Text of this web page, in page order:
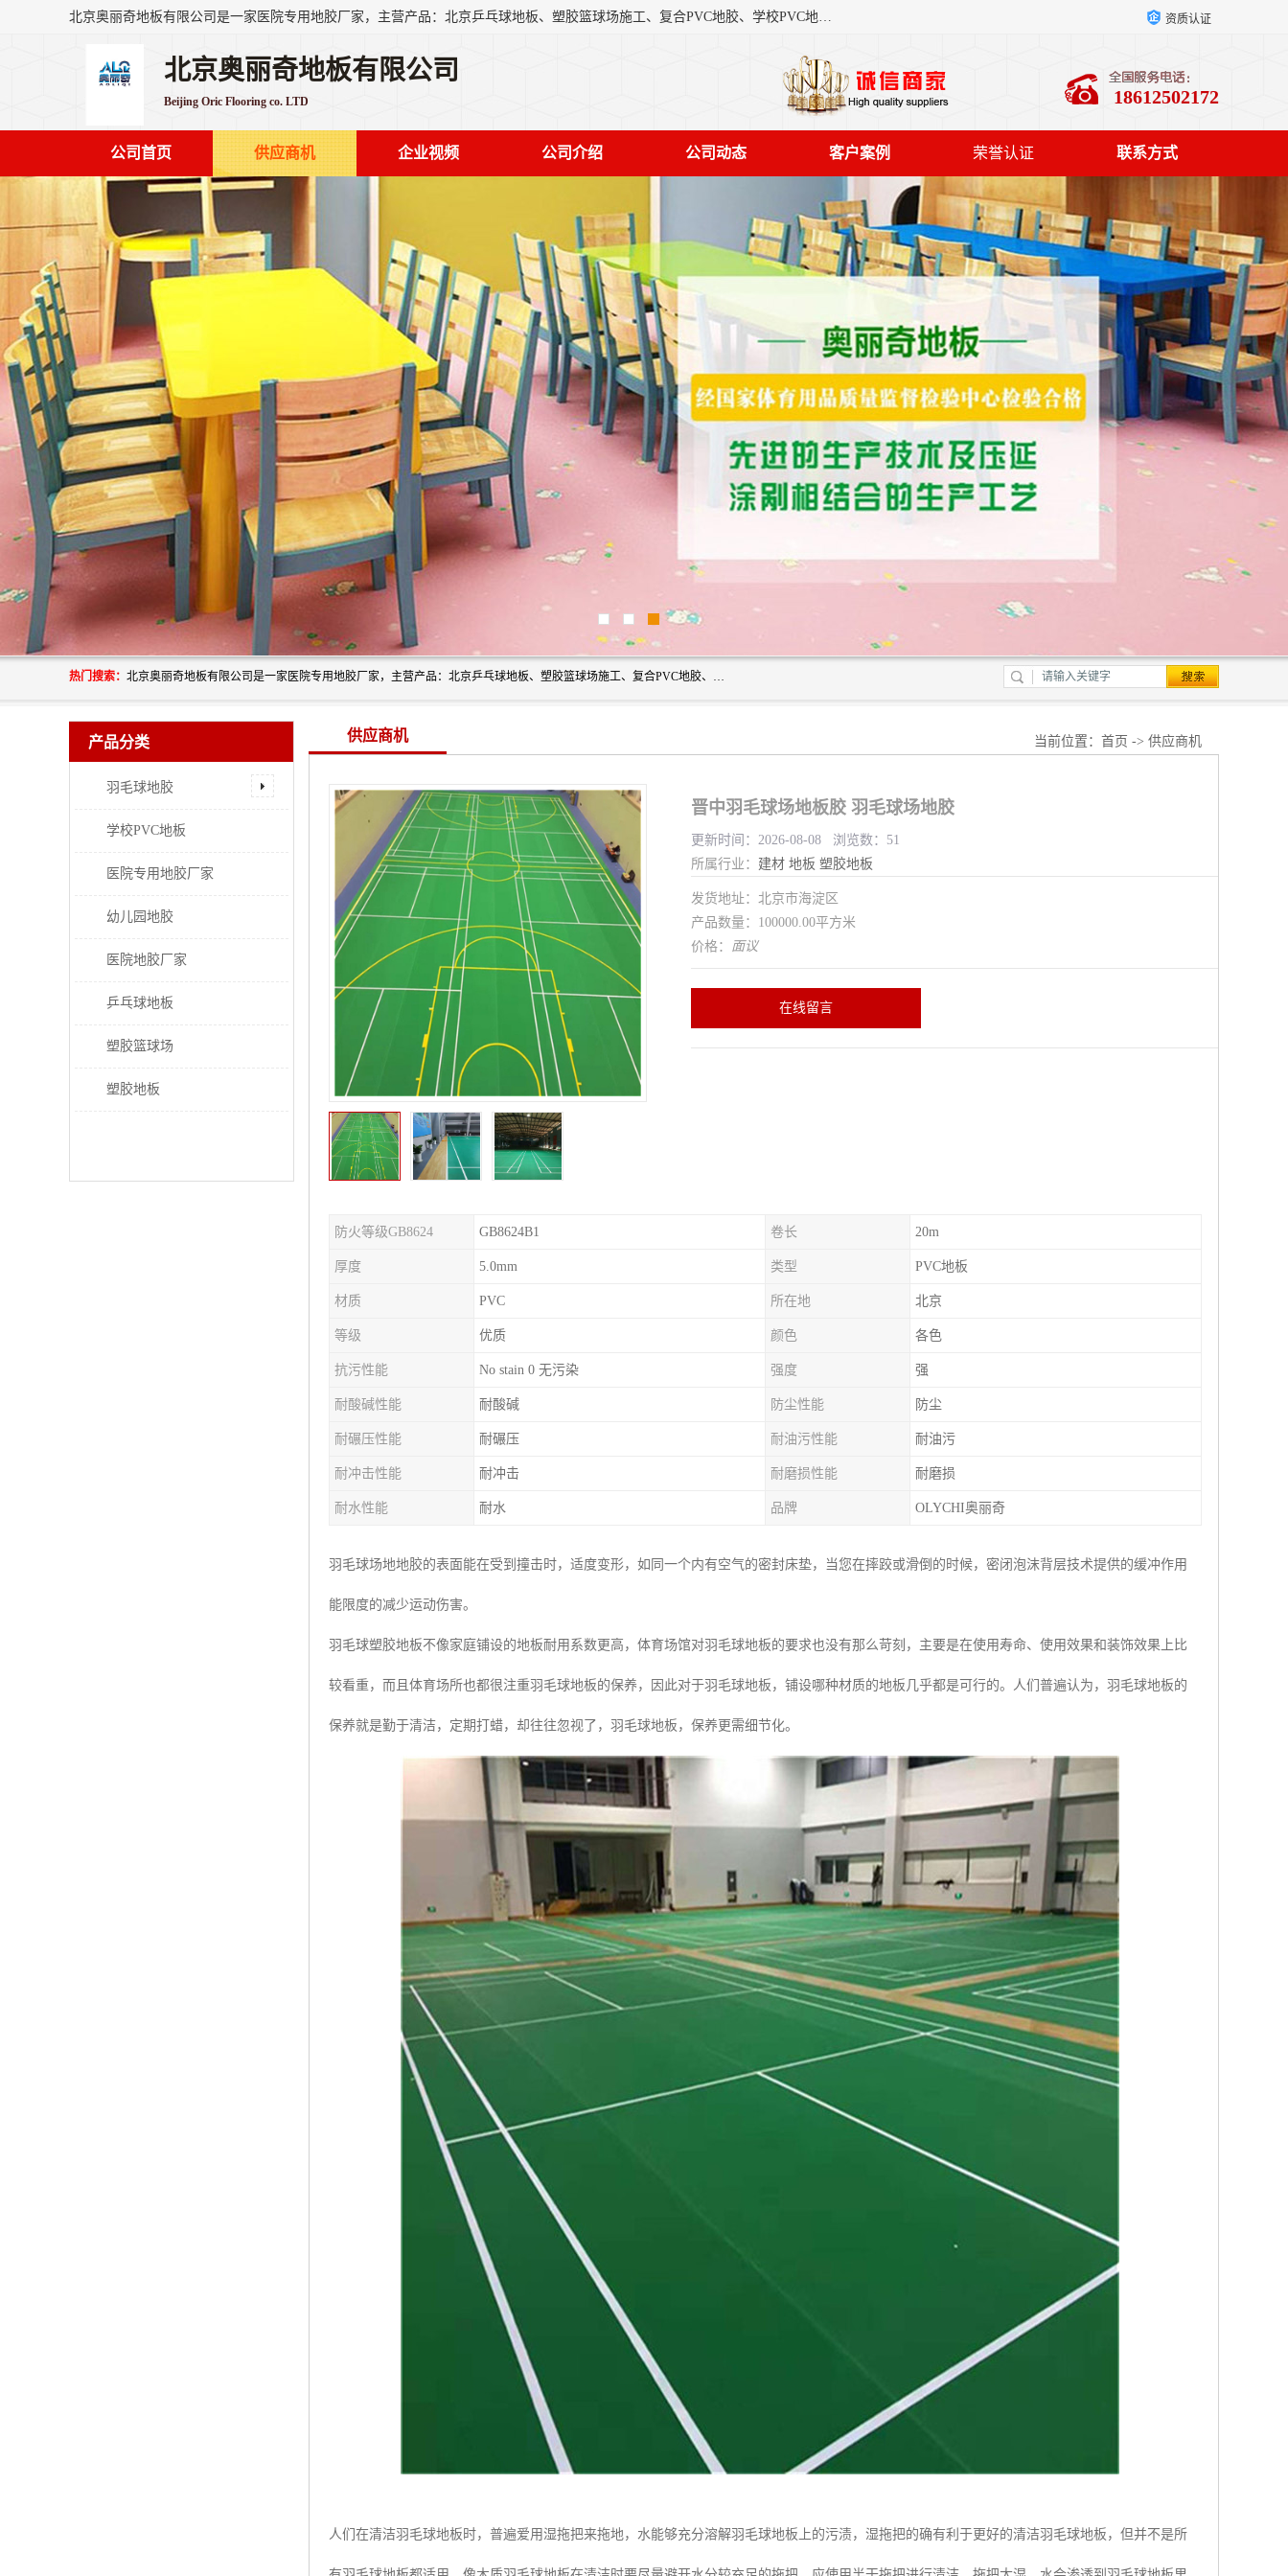
北京奥丽奇地板有限公司是一家医院专用地胶厂家，主营产品：北京乒乓球地板、塑胶篮球场施工、复合PVC地胶、学校PVC地板、幼儿园地胶等，奥丽奇是一家销售为一体PVC地板，塑胶地板为主的销售企业，公司所生产的PVC塑胶地板产品主要用于办公楼、医院、 机场、学校、幼儿园、商场、交通工具、宾馆、车站等公共场所。 资质认证
北京奥丽奇地板有限公司
Beijing Oric Flooring co. LTD 18612502172
公司首页 供应商机 企业视频 公司介绍 公司动态 客户案例 荣誉认证 联系方式
热门搜索： 北京奥丽奇地板有限公司是一家医院专用地胶厂家，主营产品：北京乒乓球地板、塑胶篮球场施工、复合PVC地胶、学校PVC地板、幼儿园地胶等，奥丽奇是一家销售为一体PVC地板，塑胶地板为主的销售企业，公司所生产的PVC塑胶地板产品主要用于办公楼、医院、 机场、学校、幼儿园、商场、交通工具、宾馆、车站等公共场所。
产品分类
羽毛球地胶
学校PVC地板
医院专用地胶厂家
幼儿园地胶
医院地胶厂家
乒乓球地板
塑胶篮球场
塑胶地板
供应商机 当前位置： 首页 -> 供应商机
晋中羽毛球场地板胶 羽毛球场地胶
更新时间：2026-08-08 浏览数：51
所属行业： 建材 地板 塑胶地板
发货地址：北京市海淀区
产品数量：100000.00平方米
价格： 面议
在线留言
防火等级GB8624 GB8624B1 卷长 20m
厚度 5.0mm 类型 PVC地板
材质 PVC 所在地 北京
等级 优质 颜色 各色
抗污性能 No stain 0 无污染 强度 强
耐酸碱性能 耐酸碱 防尘性能 防尘
耐碾压性能 耐碾压 耐油污性能 耐油污
耐冲击性能 耐冲击 耐磨损性能 耐磨损
耐水性能 耐水 品牌 OLYCHI奥丽奇
羽毛球场地地胶的表面能在受到撞击时，适度变形，如同一个内有空气的密封床垫，当您在摔跤或滑倒的时候，密闭泡沫背层技术提供的缓冲作用
能限度的减少运动伤害。
羽毛球塑胶地板不像家庭铺设的地板耐用系数更高，体育场馆对羽毛球地板的要求也没有那么苛刻，主要是在使用寿命、使用效果和装饰效果上比
较看重，而且体育场所也都很注重羽毛球地板的保养，因此对于羽毛球地板，铺设哪种材质的地板几乎都是可行的。人们普遍认为，羽毛球地板的
保养就是勤于清洁，定期打蜡，却往往忽视了，羽毛球地板，保养更需细节化。
人们在清洁羽毛球地板时，普遍爱用湿拖把来拖地，水能够充分溶解羽毛球地板上的污渍，湿拖把的确有利于更好的清洁羽毛球地板，但并不是所